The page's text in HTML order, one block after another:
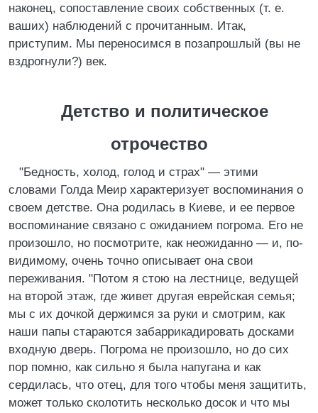
наконец, сопоставление своих собственных (т. е.
ваших) наблюдений с прочитанным. Итак,
приступим. Мы переносимся в позапрошлый (вы не
вздрогнули?) век.
Детство и политическое
отрочество
"Бедность, холод, голод и страх" — этими
словами Голда Меир характеризует воспоминания о
своем детстве. Она родилась в Киеве, и ее первое
воспоминание связано с ожиданием погрома. Его не
произошло, но посмотрите, как неожиданно — и, по-
видимому, очень точно описывает она свои
переживания. "Потом я стою на лестнице, ведущей
на второй этаж, где живет другая еврейская семья;
мы с их дочкой держимся за руки и смотрим, как
наши папы стараются забаррикадировать досками
входную дверь. Погрома не произошло, но до сих
пор помню, как сильно я была напугана и как
сердилась, что отец, для того чтобы меня защитить,
может только сколотить несколько досок и что мы